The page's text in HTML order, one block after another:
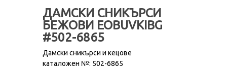
ДАМСКИ СНИКЪРСИ
БЕЖОВИ EOBUVKIBG
#502-6865
Дамски сникърси и кецове
каталожен №: 502-6865